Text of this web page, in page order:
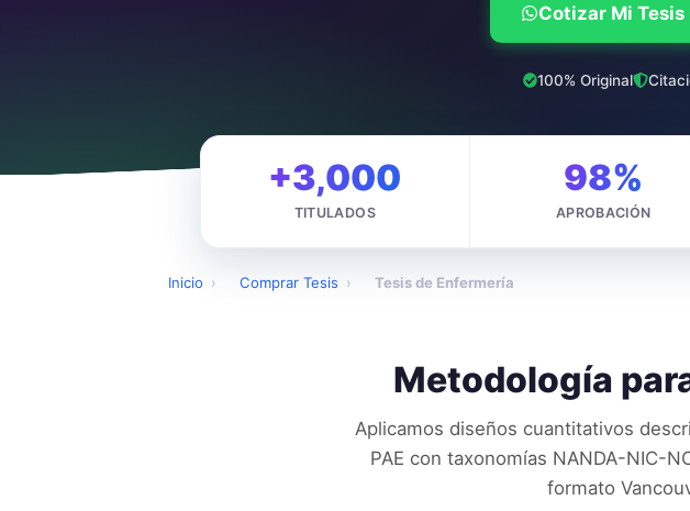
Cotizar Mi Tesis
100% Original
+3,000
TITULADOS
98%
APROBACIÓN
Inicio › Comprar Tesis › Tesis de Enfermería
Metodología
Aplicamos diseños cuantitativos
PAE con taxonomías NANDA-NIC-
formato